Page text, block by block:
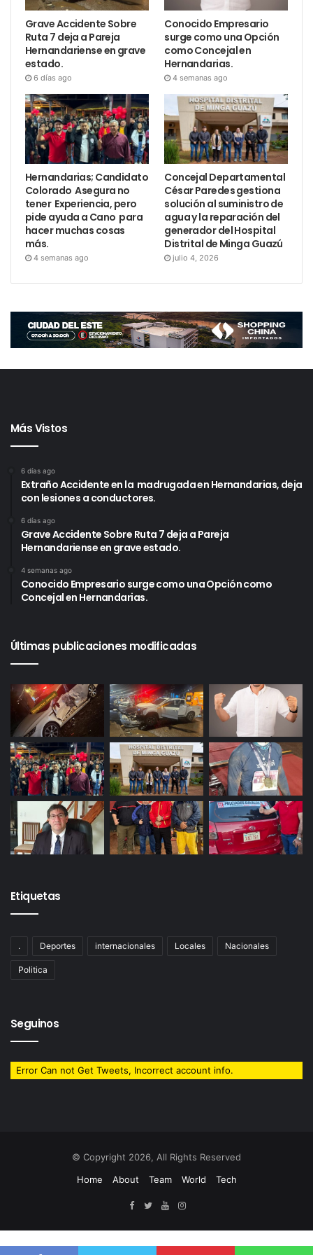
Grave Accidente Sobre
Ruta 7 deja a Pareja
Hernandariense en grave
estado.
6 días ago
Conocido Empresario
surge como una Opción
como Concejal en
Hernandarias.
4 semanas ago
Hernandarias; Candidato
Colorado Asegura no
tener Experiencia, pero
pide ayuda a Cano para
hacer muchas cosas
más.
4 semanas ago
Concejal Departamental
César Paredes gestiona
solución al suministro de
agua y la reparación del
generador del Hospital
Distrital de Minga Guazú
julio 4, 2026
Más Vistos
6 días ago
Extraño Accidente en la madrugada en Hernandarias, deja
con lesiones a conductores.
6 días ago
Grave Accidente Sobre Ruta 7 deja a Pareja
Hernandariense en grave estado.
4 semanas ago
Conocido Empresario surge como una Opción como
Concejal en Hernandarias.
Últimas publicaciones modificadas
Etiquetas
. Deportes internacionales Locales Nacionales
Politica
Seguinos
Error Can not Get Tweets, Incorrect account info.
© Copyright 2026, All Rights Reserved
Home
About Team World Tech